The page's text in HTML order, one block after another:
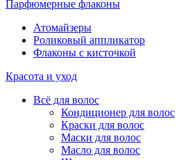
Парфюмерные флаконы
Атомайзеры
Роликовый аппликатор
Флаконы с кисточкой
Красота и уход
Всё для волос
Кондиционер для волос
Краски для волос
Маски для волос
Масло для волос